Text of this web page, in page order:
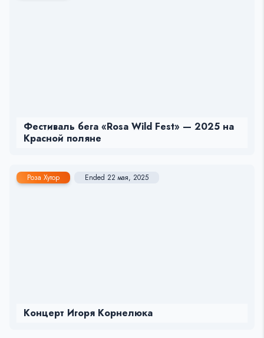
Фестиваль бега «Rosa Wild Fest» — 2025 на
Красной поляне
Роза Хутор Ended 22 мая, 2025
Концерт Игоря Корнелюка